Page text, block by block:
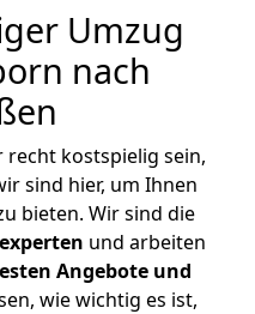
Umzug
nach
kostspielig sein,
sind hier, um Ihnen
bieten. Wir sind die
und arbeiten
Angebote und
wie wichtig es ist,